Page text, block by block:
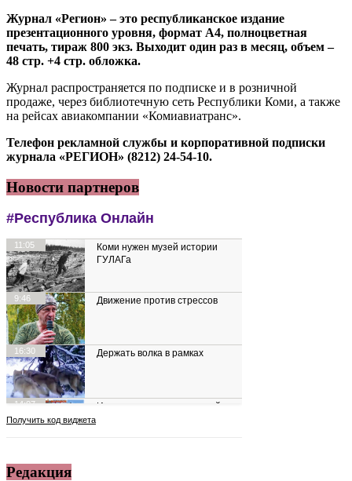
Журнал «Регион» – это республиканское издание
презентационного уровня, формат А4, полноцветная
печать, тираж 800 экз. Выходит один раз в месяц, объем –
48 стр. +4 стр. обложка.
Журнал распространяется по подписке и в розничной
продаже, через библиотечную сеть Республики Коми, а также
на рейсах авиакомпании «Комиавиатранс».
Телефон рекламной службы и корпоративной подписки
журнала «РЕГИОН» (8212) 24-54-10.
Новости партнеров
Редакция